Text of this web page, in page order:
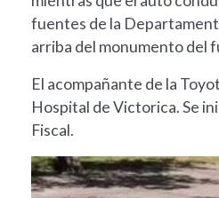
fuentes de la
arriba del monumento del
El acompañante de la
Hospital de Victorica. Se
Fiscal.